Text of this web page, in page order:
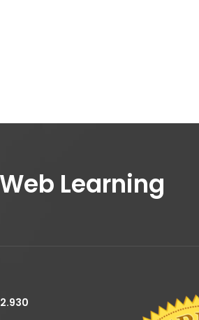
Learning